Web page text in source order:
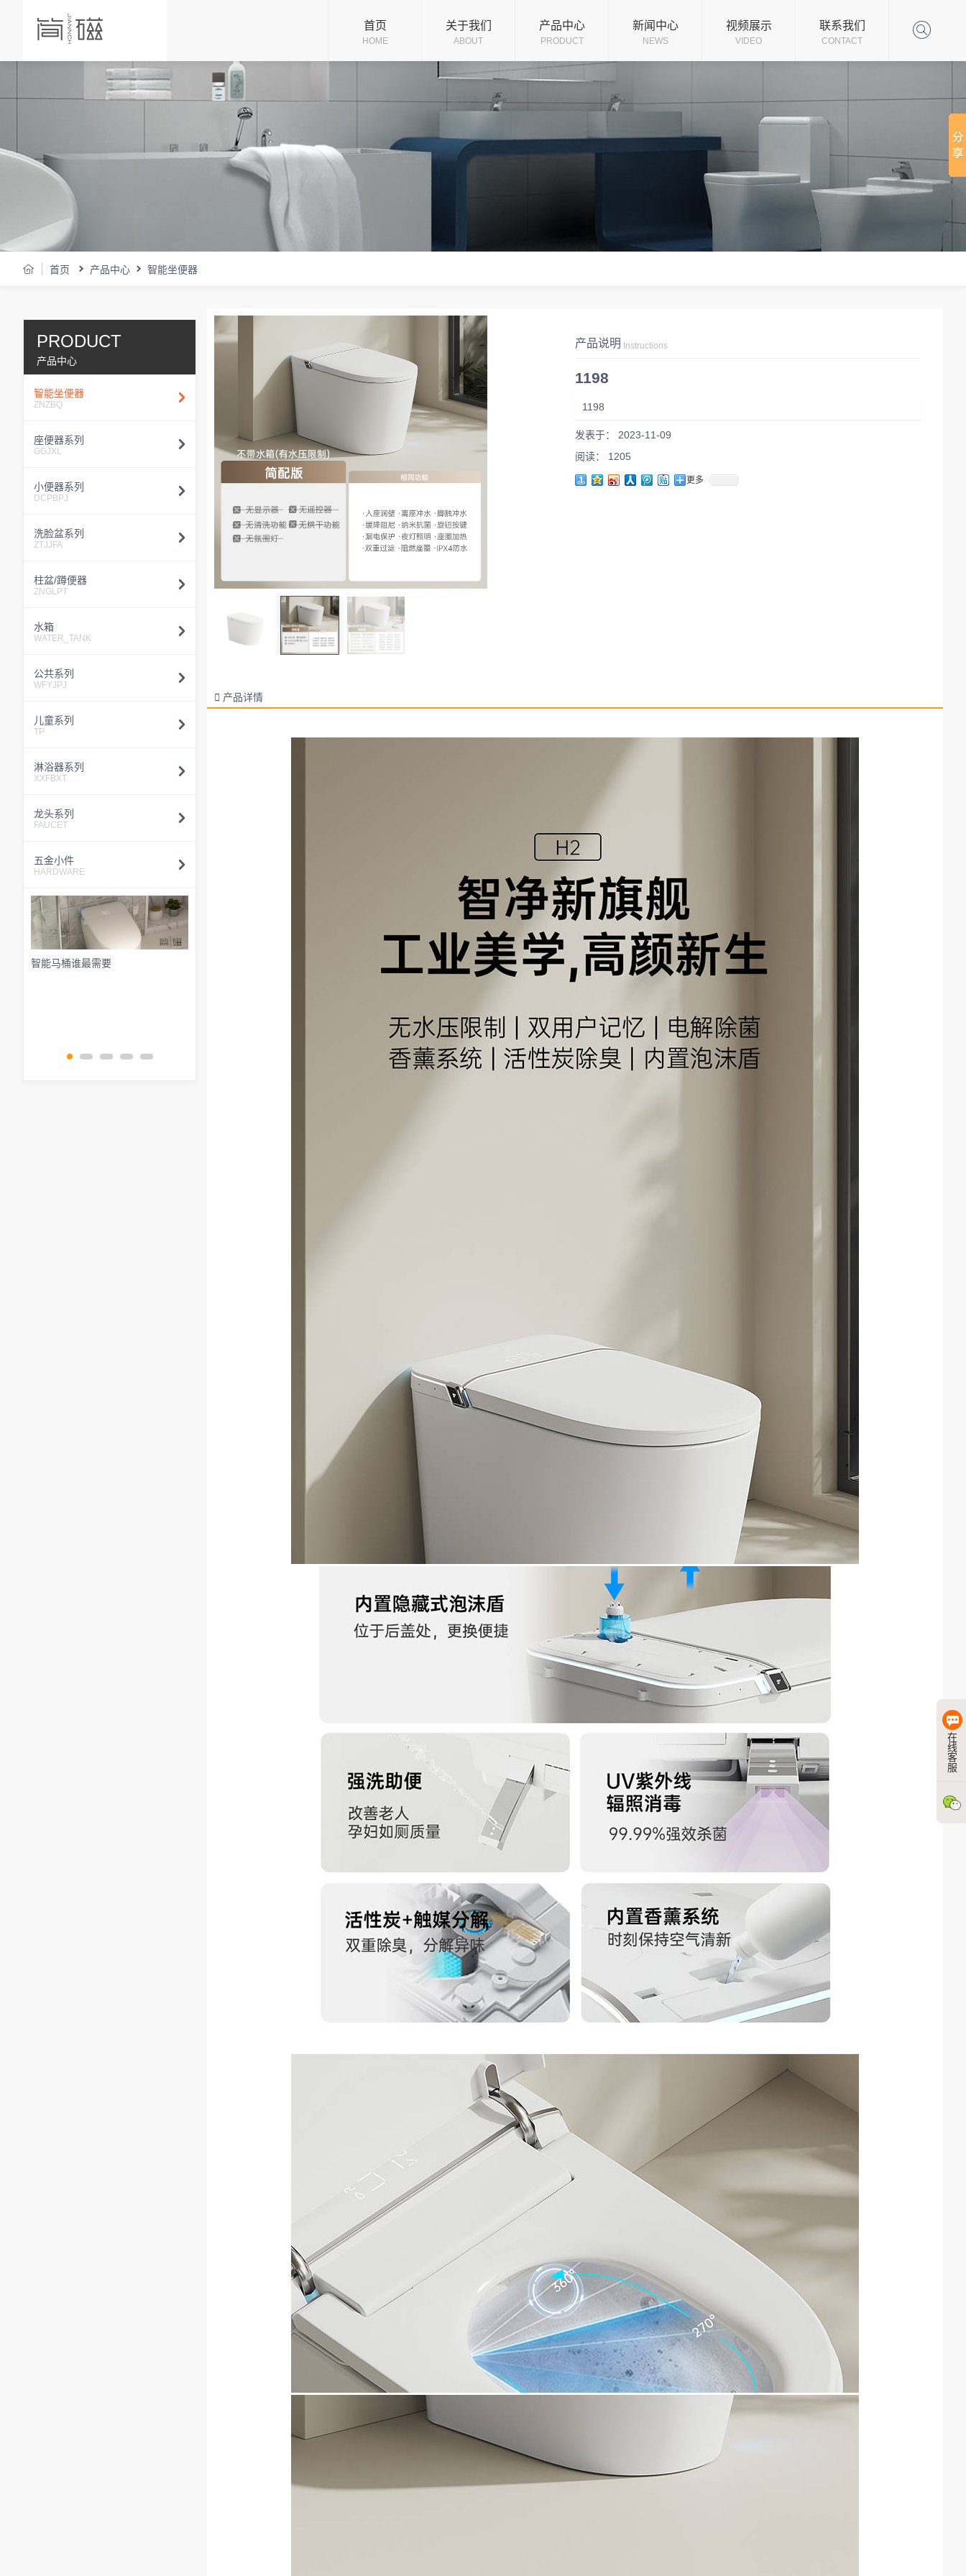
首页
HOME
关于我们
ABOUT
版权声明
产品中心
PRODUCT
五金小件
新闻中心
NEWS
行业动态
视频展示
VIDEO
联系我们
CONTACT
首页 产品中心 智能坐便器
PRODUCT
产品中心
智能坐便器
ZNZBQ
座便器系列
GGJXL
小便器系列
DCPBPJ
洗脸盆系列
ZTJJFA
柱盆/蹲便器
ZNGLPT
水箱
WATER_TANK
公共系列
WFYJPJ
儿童系列
TP
淋浴器系列
XXFBXT
龙头系列
FAUCET
五金小件
HARDWARE
智能马桶谁最需要
潮州2022年智能马桶产量超400万
产品说明 Instructions
1198
1198
发表于： 2023-11-09
阅读： 1205
更多
 产品详情
在
线
客
服